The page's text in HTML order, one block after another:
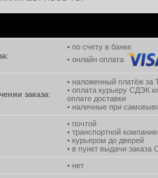
:
• по счету в банке
• онлайн оплата
заказа:
• наложенный платёж за
• оплата курьеру СДЭК
оплате доставки
• наличные при
• почтой
• транспортной
• курьером до дверей
• в пункт выдачи заказа
• нет